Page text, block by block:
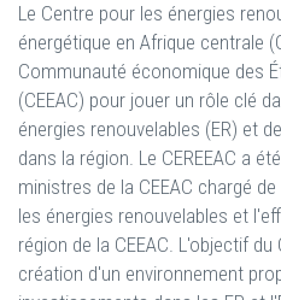
Le Centre pour les énergies
énergétique en Afrique centrale
Communauté économique des
(CEEAC) pour jouer un rôle clé
énergies renouvelables (ER) et
dans la région. Le CEREEAC a
ministres de la CEEAC chargé
les énergies renouvelables et
région de la CEEAC. L'objectif du
création d'un environnement